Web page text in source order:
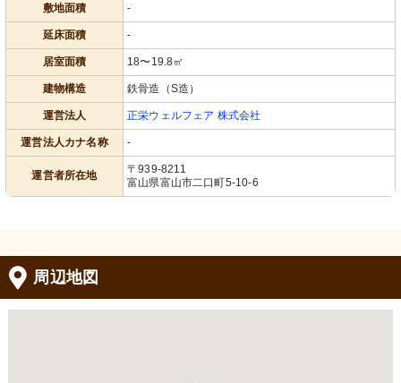
敷地面積 -
延床面積 -
居室面積 18〜19.8㎡
建物構造 鉄骨造（S造）
運営法人 正栄ウェルフェア 株式会社
運営法人カナ名称 -
運営者所在地
〒939-8211
富山県富山市二口町5-10-6
周辺地図